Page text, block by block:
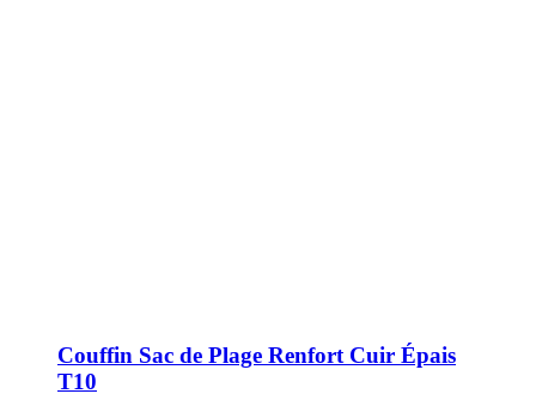
Couffin Sac de Plage Renfort Cuir Épais
T10